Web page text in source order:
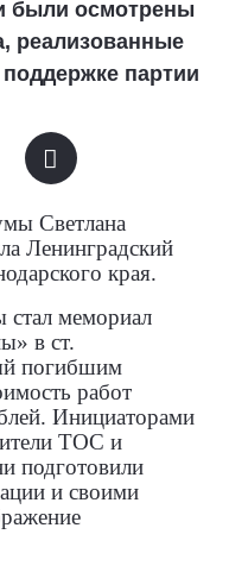
были осмотрены
реализованные
партии
Светлана
Ленинградский
края.
мемориал
в ст.
погибшим
работ
Инициаторами
ТОС и
подготовили
и своими